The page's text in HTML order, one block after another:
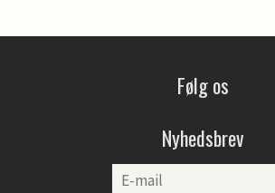
Følg os
Nyhedsbrev